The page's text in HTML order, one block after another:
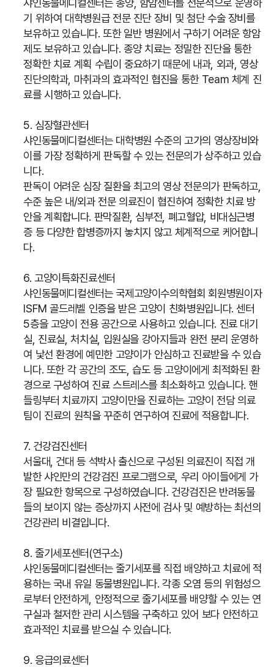
샤인동물메디컬센터는 종양, 함암센터를 전문적으로 운영하
기 위하여 대학병원급 전문 진단 장비 및 첨단 수술 장비를
보유하고 있습니다. 또한 일반 병원에서 구하기 어려운 항암
제도 보유하고 있습니다. 종양 치료는 정밀한 진단을 통한
정확한 치료 계획 수립이 중요하기 때문에 내과, 외과, 영상
진단의학과, 마취과의 효과적인 협진을 통한 Team 체계 진
료를 시행하고 있습니다.
5. 심장혈관센터
샤인동물메디컬센터는 대학병원 수준의 고가의 영상장비와
이를 가장 정확하게 판독할 수 있는 전문의가 상주하고 있습
니다.
판독이 어려운 심장 질환을 최고의 영상 전문의가 판독하고,
수준 높은 내/외과 전문 의료진이 협진하여 정확한 치료 방
안을 계획합니다. 판막질환, 심부전, 폐고혈압, 비대심근병
증 등 다양한 합병증까지 놓치지 않고 체계적으로 케어합니
다.
6. 고양이특화진료센터
샤인동물메디컬센터는 국제고양이수의학협회 회원병원이자
ISFM 골드레벨 인증을 받은 고양이 친화병원입니다. 센터
5층을 고양이 전용 공간으로 사용하고 있습니다. 진료 대기
실, 진료실, 처치실, 입원실을 강아지들과 완전 분리 운영하
여 낯선 환경에 예민한 고양이가 안심하고 진료받을 수 있습
니다. 또한 각 공간의 조도, 습도 등 고양이에게 최적화된 환
경으로 구성하여 진료 스트레스를 최소화하고 있습니다. 핸
들링부터 치료까지 고양이만을 진료하는 고양이 전담 의료
팀이 진료의 원칙을 꾸준히 연구하여 진료에 적용합니다.
7. 건강검진센터
서울대, 건대 등 석박사 출신으로 구성된 의료진이 직접 개
발한 샤인만의 건강검진 프로그램으로, 우리 아이들에게 가
장 필요한 항목으로 구성하였습니다. 건강검진은 반려동물
들의 보이지 않는 증상까지 사전에 검사 및 예방하는 최선의
건강관리 비결입니다.
8. 줄기세포센터(연구소)
샤인동물메디컬센터는 줄기세포를 직접 배양하고 치료에 적
용하는 국내 유일 동물병원입니다. 각종 오염 등의 위험성으
로부터 안전하게, 안정적으로 줄기세포를 배양할 수 있는 연
구실과 철저한 관리 시스템을 구축하고 있어 보다 안전하고
효과적인 치료를 받으실 수 있습니다.
9. 응급의료센터